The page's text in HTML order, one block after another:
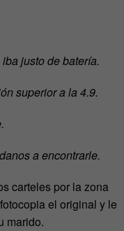
justo de batería.
superior a la 4.9.
a encontrarle.
carteles por la zona
el original y le
marido.